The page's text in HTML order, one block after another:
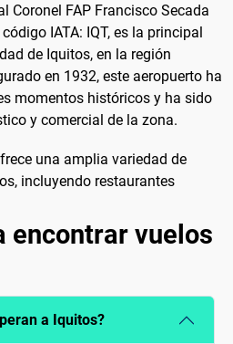
Coronel FAP Francisco Secada
IATA: IQT, es la principal
de Iquitos, en la región
en 1932, este aeropuerto ha
momentos históricos y ha sido
y comercial de la zona.
una amplia variedad de
incluyendo restaurantes
encontrar vuelos
a Iquitos?